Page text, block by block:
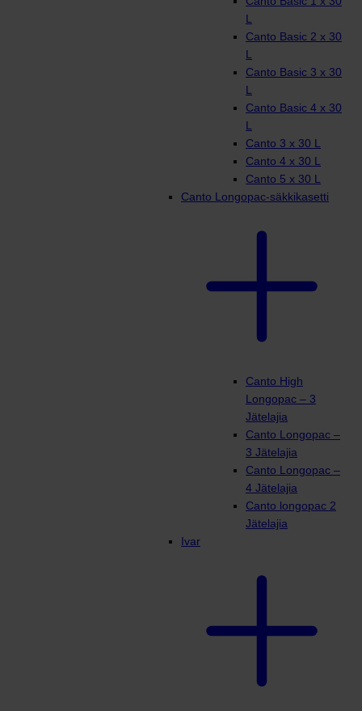
L
Canto Basic 2 x 30
L
Canto Basic 3 x 30
L
Canto Basic 4 x 30
L
Canto 3 x 30 L
Canto 4 x 30 L
Canto 5 x 30 L
Canto Longopac-säkkikasetti
Canto High
Longopac – 3
Jätelajia
Canto Longopac –
3 Jätelajia
Canto Longopac –
4 Jätelajia
Canto longopac 2
Jätelajia
Ivar